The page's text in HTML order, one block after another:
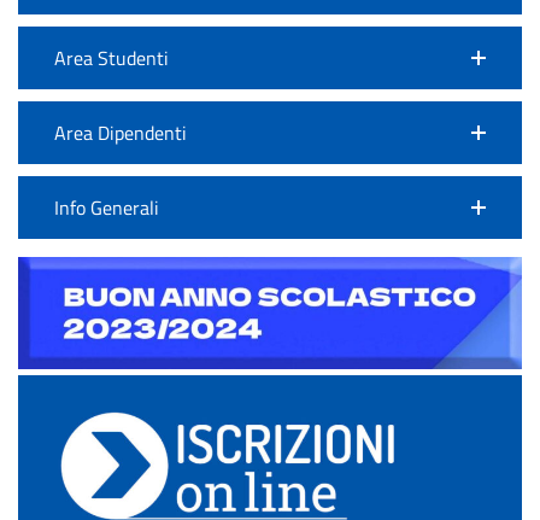
Area Studenti
Area Dipendenti
Info Generali